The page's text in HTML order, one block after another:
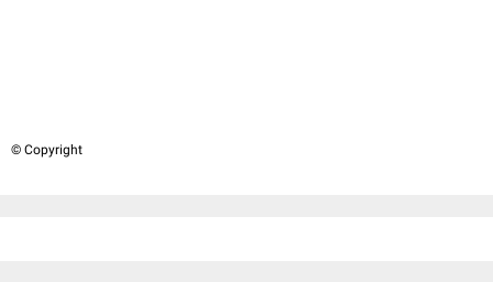
© Copyright